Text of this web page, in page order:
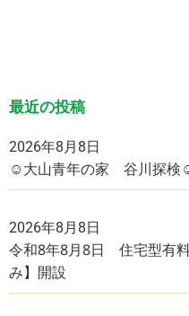
最近の投稿
2026年8月8日
☺大山青年の家 谷川探検
2026年8月8日
令和8年8月8日 住宅型有
み】開設